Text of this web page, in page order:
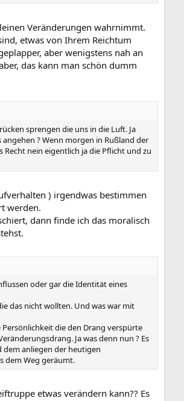
Veränderungen wahrnimmt.
etwas von Ihrem Reichtum
aber wenigstens nah an
das kann man schön dumm
sprengen die uns in die Luft. Ja
? Wenn morgen in Rußland der
nein eigentlich ja die Pflicht und zu
) irgendwas bestimmen
werden.
dann finde ich das moralisch
oder gar die Identität eines
das nicht wollten. Und was war mit
die den Drang verspürte
Ja was denn nun ? Es
anliegen der heutigen
dem Weg geräumt.
etwas verändern kann?? Es